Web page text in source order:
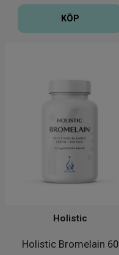
KÖP
Holistic Bromelain 60
Holistic